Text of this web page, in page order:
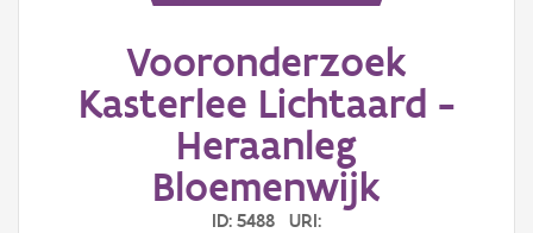
Vooronderzoek
Kasterlee Lichtaard -
Heraanleg
Bloemenwijk
ID: 5488 URI: